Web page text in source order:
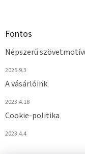
Fontos
Népszerű
2025.9.3
A vásárlóink
2023.4.18
Cookie-politika
2023.4.4